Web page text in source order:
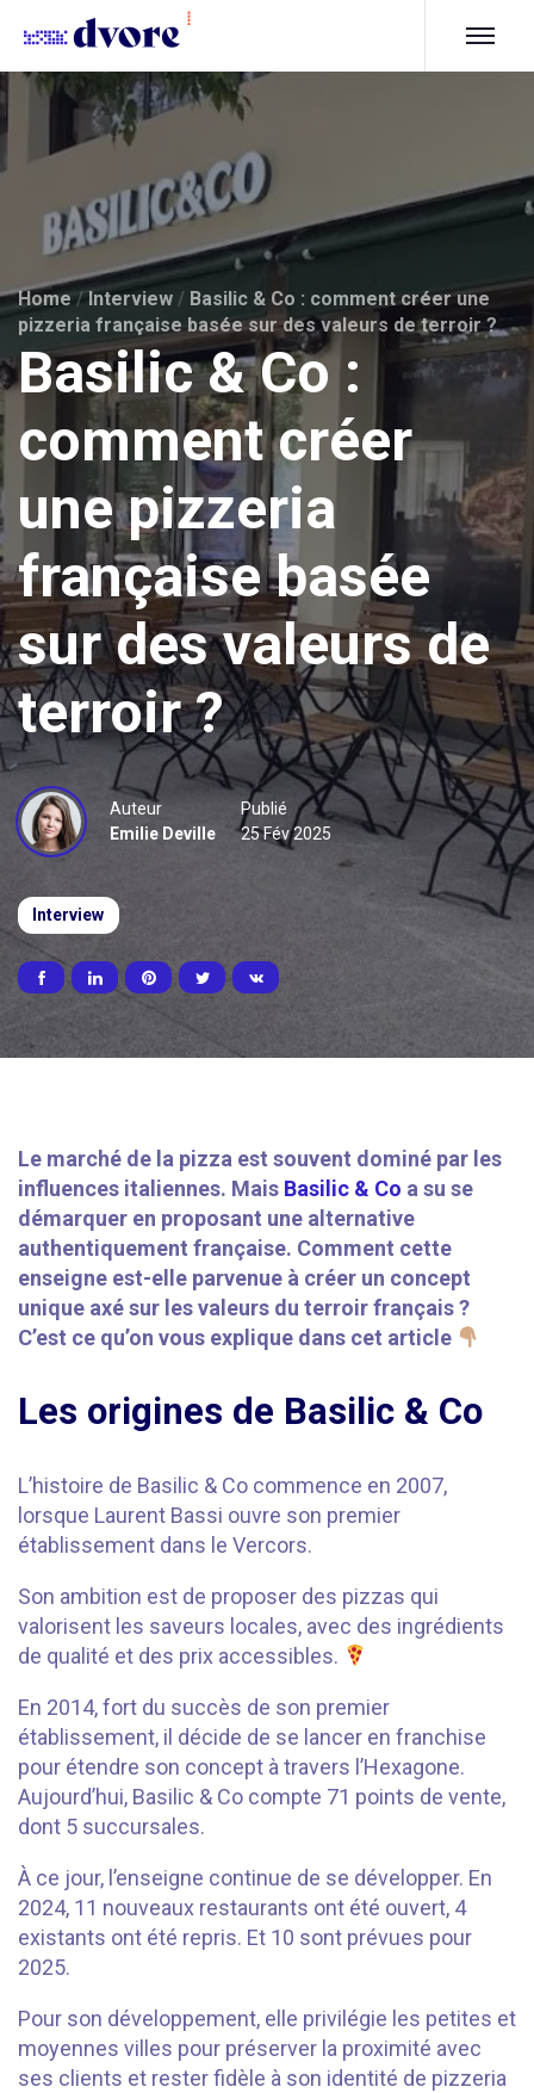
Home / Interview / Basilic & Co : comment créer une
pizzeria française basée sur des valeurs de terroir ?
Basilic & Co :
comment créer
une pizzeria
française basée
sur des valeurs de
terroir ?
Auteur
Emilie Deville
Publié
25 Fév 2025
Interview
Le marché de la pizza est souvent dominé par les
influences italiennes. Mais Basilic & Co a su se
démarquer en proposant une alternative
authentiquement française. Comment cette
enseigne est-elle parvenue à créer un concept
unique axé sur les valeurs du terroir français ?
C’est ce qu’on vous explique dans cet article
Les origines de Basilic & Co
L’histoire de Basilic & Co commence en 2007,
lorsque Laurent Bassi ouvre son premier
établissement dans le Vercors.
Son ambition est de proposer des pizzas qui
valorisent les saveurs locales, avec des ingrédients
de qualité et des prix accessibles.
En 2014, fort du succès de son premier
établissement, il décide de se lancer en franchise
pour étendre son concept à travers l’Hexagone.
Aujourd’hui, Basilic & Co compte 71 points de vente,
dont 5 succursales.
À ce jour, l’enseigne continue de se développer. En
2024, 11 nouveaux restaurants ont été ouvert, 4
existants ont été repris. Et 10 sont prévues pour
2025.
Pour son développement, elle privilégie les petites et
moyennes villes pour préserver la proximité avec
ses clients et rester fidèle à son identité de pizzeria